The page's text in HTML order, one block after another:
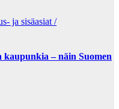
ja sisäasiat /
kaupunkia – näin Suomen